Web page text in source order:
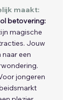
maakt:
betovering:
magische
Jouw
een
jongeren